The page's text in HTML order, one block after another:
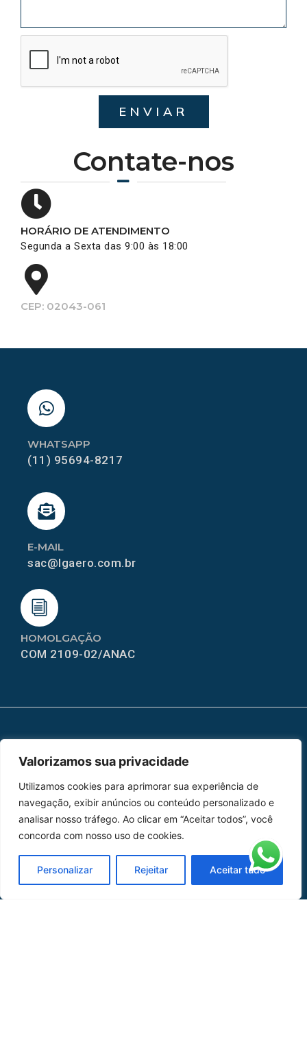
Valorizamos sua privacidade
Utilizamos cookies para aprimorar sua experiência de
navegação, exibir anúncios ou conteúdo personalizado e
analisar nosso tráfego. Ao clicar em “Aceitar todos”, você
concorda com nosso uso de cookies.
Personalizar Rejeitar Aceitar tudo
Contate-nos
HORÁRIO DE ATENDIMENTO
Segunda a Sexta das 9:00 às 18:00
CEP: 02043-061
ENVIAR
HOMOLGAÇÃO
COM 2109-02/ANAC
E-MAIL
sac@lgaero.com.br
WHATSAPP
(11) 95694-8217
Peças
Catálogo de Aplicações
Oficina de Mangueiras